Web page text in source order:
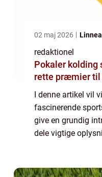
02 maj 2026
redaktionel
Pokaler kolding sådan finder du de
rette præmier til
I denne artikel vil
fascinerende
give en grundig
dele vigtige
kugle...